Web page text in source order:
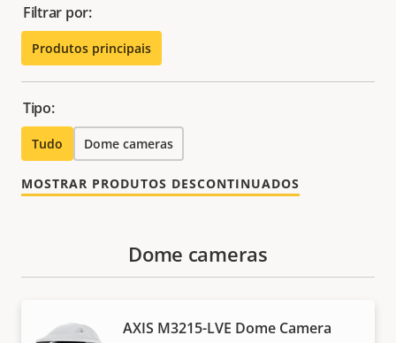
Filtrar por:
Produtos principais
Tipo:
Tudo Dome cameras
MOSTRAR PRODUTOS DESCONTINUADOS
Dome cameras
AXIS M3215-LVE Dome Camera